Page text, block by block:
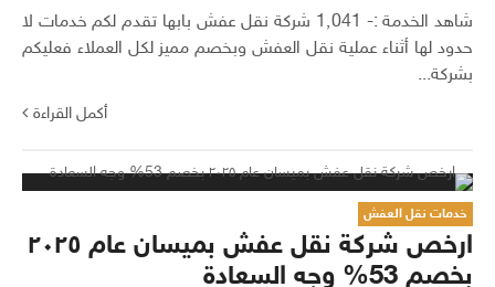
شاهد الخدمة :- 1٬041 شركة نقل عفش بابها تقدم لكم خدمات لا
حدود لها أثناء عملية نقل العفش وبخصم مميز لكل العملاء فعليكم
بشركة...
أكمل القراءة
خدمات نقل العفش
ارخص شركة نقل عفش بميسان عام ٢٠٢٥
بخصم 53% وجه السعادة